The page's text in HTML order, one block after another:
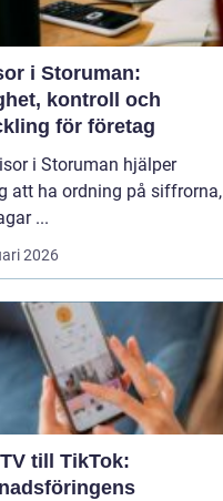
i Storuman:
kontroll och
för företag
i Storuman hjälper
att ha ordning på siffrorna,
...
2026
till TikTok: